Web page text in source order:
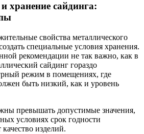
хранение сайдинга:
свойства металлического
специальные условия хранения.
рекомендации не так важно, как в
сайдинг гораздо
режим в помещениях, где
быть низкий, как и уровень
превышать допустимые значения,
условиях срок годности
качество изделий.